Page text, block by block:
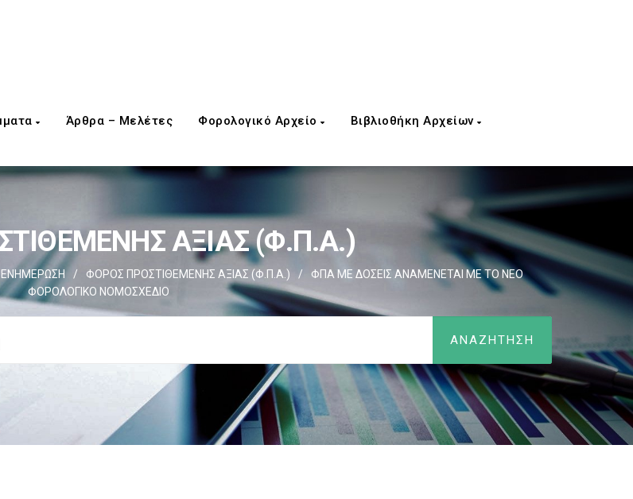
Άρθρα – Μελέτες Φορολογικό Αρχείο Βιβλιοθήκη Αρχείων
ΑΞΙΑΣ (Φ.Π.Α.)
/ ΦΟΡΟΣ ΠΡΟΣΤΙΘΕΜΕΝΗΣ ΑΞΙΑΣ (Φ.Π.Α.) /
ΦΠΑ ΜΕ ΔΟΣΕΙΣ ΑΝΑΜΕΝΕΤΑΙ ΜΕ ΤΟ ΝΕΟ
ΦΟΡΟΛΟΓΙΚΟ ΝΟΜΟΣΧΕΔΙΟ